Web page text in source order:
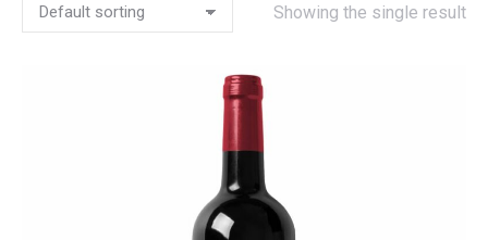
Showing the single result